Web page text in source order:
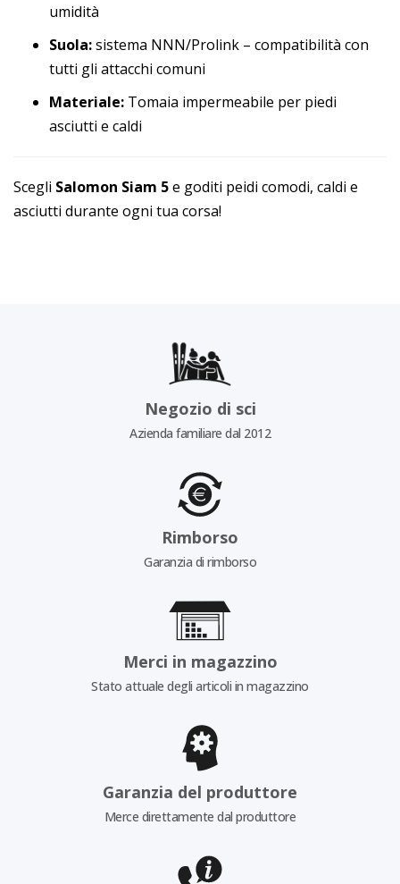
umidità
Suola:sistema NNN/Prolink – compatibilità con
tutti gli attacchi comuni
Materiale: Tomaia impermeabile per piedi
asciutti e caldi
Scegli Salomon Siam 5e goditi peidi comodi, caldi e
asciutti durante ogni tua corsa!
Negozio di sci
Azienda familiare dal 2012
Rimborso
Garanzia di rimborso
Merci in magazzino
Stato attuale degli articoli in magazzino
Garanzia del produttore
Merce direttamente dal produttore